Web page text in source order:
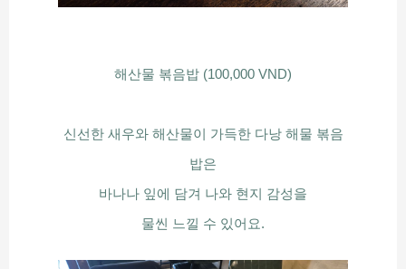
해산물 볶음밥 (100,000 VND)
신선한 새우와 해산물이 가득한 다낭 해물 볶음
밥은
바나나 잎에 담겨 나와 현지 감성을
물씬 느낄 수 있어요.